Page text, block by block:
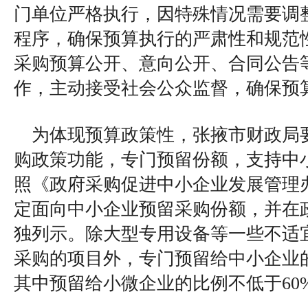
门单位严格执行，因特殊情况需要调
程序，确保预算执行的严肃性和规范
采购预算公开、意向公开、合同公告
作，主动接受社会公众监督，确保预
为体现预算政策性，张掖市财政局
购政策功能，专门预留份额，支持中
照《政府采购促进中小企业发展管理
定面向中小企业预留采购份额，并在
独列示。除大型专用设备等一些不适
采购的项目外，专门预留给中小企业
其中预留给小微企业的比例不低于